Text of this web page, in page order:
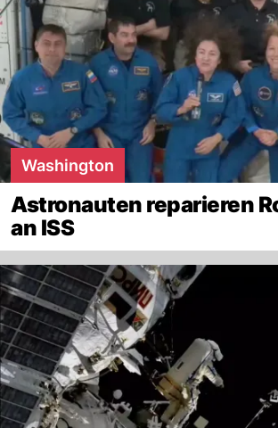
Washington
Astronauten reparieren
an ISS